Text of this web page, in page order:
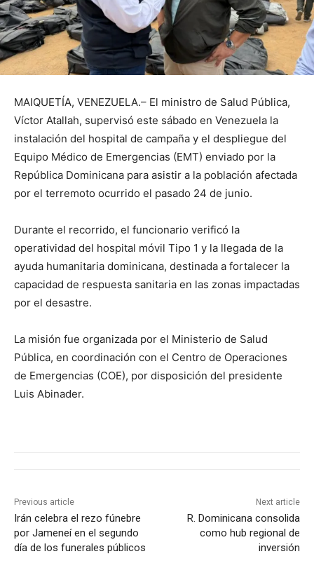
MAIQUETÍA, VENEZUELA.– El ministro de Salud Pública,
Víctor Atallah, supervisó este sábado en Venezuela la
instalación del hospital de campaña y el despliegue del
Equipo Médico de Emergencias (EMT) enviado por la
República Dominicana para asistir a la población afectada
por el terremoto ocurrido el pasado 24 de junio.
Durante el recorrido, el funcionario verificó la
operatividad del hospital móvil Tipo 1 y la llegada de la
ayuda humanitaria dominicana, destinada a fortalecer la
capacidad de respuesta sanitaria en las zonas impactadas
por el desastre.
La misión fue organizada por el Ministerio de Salud
Pública, en coordinación con el Centro de Operaciones
de Emergencias (COE), por disposición del presidente
Luis Abinader.
Previous article
Irán celebra el rezo fúnebre
por Jameneí en el segundo
día de los funerales públicos
Next article
R. Dominicana consolida
como hub regional de
inversión